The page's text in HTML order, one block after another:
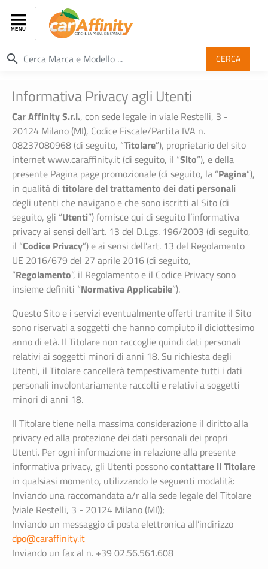
search CERCA
Informativa Privacy agli Utenti
Car Affinity S.r.l., con sede legale in viale Restelli, 3 -
20124 Milano (MI), Codice Fiscale/Partita IVA n.
08237080968 (di seguito, “Titolare”), proprietario del sito
internet www.caraffinity.it (di seguito, il “Sito”), e della
presente Pagina page promozionale (di seguito, la “Pagina”),
in qualità di titolare del trattamento dei dati personali
degli utenti che navigano e che sono iscritti al Sito (di
seguito, gli “Utenti”) fornisce qui di seguito l’informativa
privacy ai sensi dell’art. 13 del D.Lgs. 196/2003 (di seguito,
il “Codice Privacy”) e ai sensi dell’art. 13 del Regolamento
UE 2016/679 del 27 aprile 2016 (di seguito,
“Regolamento”, il Regolamento e il Codice Privacy sono
insieme definiti “Normativa Applicabile”).
Questo Sito e i servizi eventualmente offerti tramite il Sito
sono riservati a soggetti che hanno compiuto il diciottesimo
anno di età. Il Titolare non raccoglie quindi dati personali
relativi ai soggetti minori di anni 18. Su richiesta degli
Utenti, il Titolare cancellerà tempestivamente tutti i dati
personali involontariamente raccolti e relativi a soggetti
minori di anni 18.
Il Titolare tiene nella massima considerazione il diritto alla
privacy ed alla protezione dei dati personali dei propri
Utenti. Per ogni informazione in relazione alla presente
informativa privacy, gli Utenti possonocontattare il Titolare
in qualsiasi momento, utilizzando le seguenti modalità:
Inviando una raccomandata a/r alla sede legale del Titolare
(viale Restelli, 3 - 20124 Milano (MI));
Inviando un messaggio di posta elettronica all’indirizzo
dpo@caraffinity.it
Inviando un fax al n. +39 02.56.561.608